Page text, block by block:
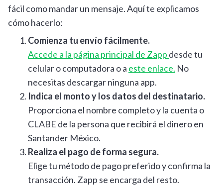
fácil como mandar un mensaje. Aquí te explicamos
cómo hacerlo:
Comienza tu envío fácilmente.
Accede a la página principal de Zapp desde tu
celular o computadora o a este enlace. No
necesitas descargar ninguna app.
Indica el monto y los datos del destinatario.
Proporciona el nombre completo y la cuenta o
CLABE de la persona que recibirá el dinero en
Santander México.
Realiza el pago de forma segura.
Elige tu método de pago preferido y confirma la
transacción. Zapp se encarga del resto.